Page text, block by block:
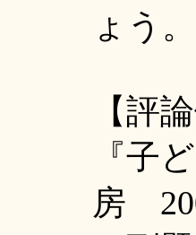
ょう。
【評
『子
房